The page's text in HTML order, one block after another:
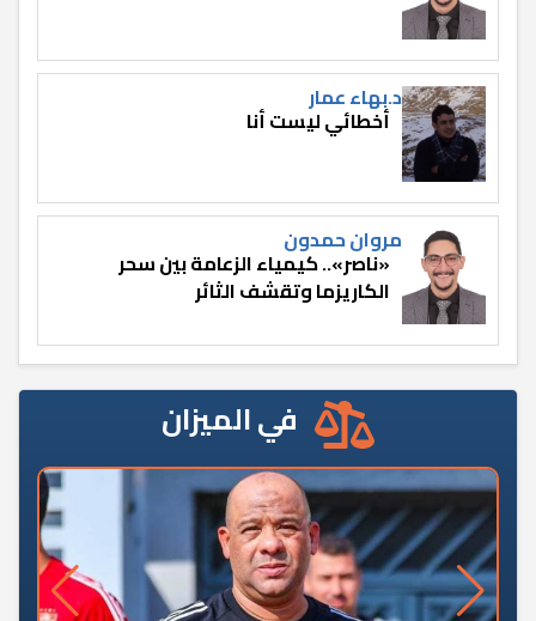
د.بهاء عمار
أخطائي ليست أنا
مروان حمدون
«ناصر».. كيمياء الزعامة بين سحر
الكاريزما وتقشف الثائر
في الميزان